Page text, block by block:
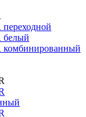
белый
комбинированный